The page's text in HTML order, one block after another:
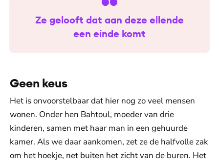
Ze gelooft dat aan deze ellende
een einde komt
Geen keus
Het is onvoorstelbaar dat hier nog zo veel mensen
wonen. Onder hen Bahtoul, moeder van drie
kinderen, samen met haar man in een gehuurde
kamer. Als we daar aankomen, zet ze de halfvolle zak
om het hoekje, net buiten het zicht van de buren. Het